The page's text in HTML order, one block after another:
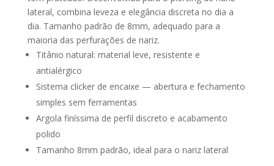
lateral, combina leveza e elegância discreta no dia a
dia. Tamanho padrão de 8mm, adequado para a
maioria das perfurações de nariz.
Titânio natural: material leve, resistente e
antialérgico
Sistema clicker de encaixe — abertura e fechamento
simples sem ferramentas
Argola finíssima de perfil discreto e acabamento
polido
Tamanho 8mm padrão, ideal para o nariz lateral